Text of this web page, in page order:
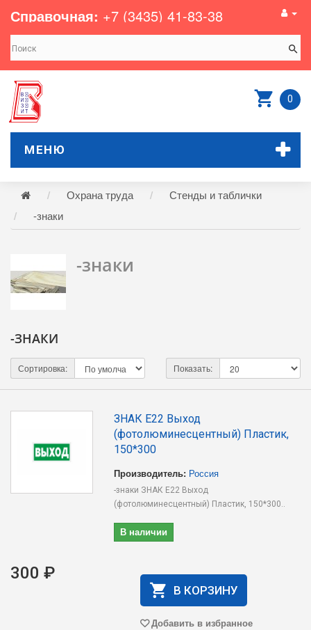
Справочная: +7 (3435) 41-83-38
0
МЕНЮ
Охрана труда
Стенды и таблички
-знаки
-знаки
-ЗНАКИ
Сортировка: Показать:
ЗНАК E22 Выход
(фотолюминесцентный) Пластик,
150*300
Производитель: Россия
-знаки ЗНАК E22 Выход
(фотолюминесцентный) Пластик, 150*300..
В наличии
300 ₽
В КОРЗИНУ
Добавить в избранное